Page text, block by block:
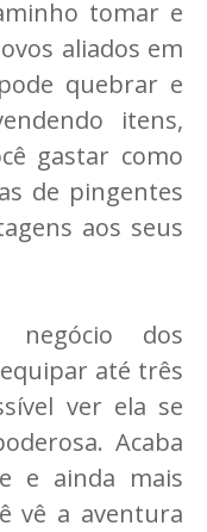
tomar e
aliados em
quebrar e
itens,
gastar como
de pingentes
aos seus
dos
até três
ver ela se
Acaba
e ainda mais
vê a aventura